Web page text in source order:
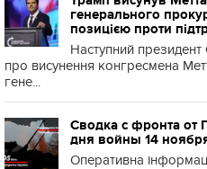
генерального
позицією проти
Наступний
про висунення конгресмена
гене...
Сводка с фронта от
дня войны 14
Оперативна